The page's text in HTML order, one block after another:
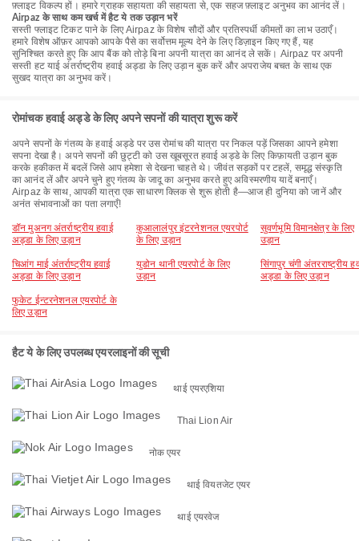
फ़्लाइट विकल्प हों। हमारे ग्राहक सहायता की सहायता से, एक सहज फ़्लाइट अनुभव का आनंद लें।
Airpaz के साथ कम खर्च में हैट ये तक उड़ान भरें
सस्ती फ्लाइट टिकट पाने के लिए Airpaz के विशेष सौदों और प्रतिस्पर्धी कीमतों का लाभ उठाएँ।
हमारे विशेष ऑफ़र आपको आपके पैसे का सर्वोत्तम मूल्य देने के लिए डिज़ाइन किए गए हैं, यह
सुनिश्चित करते हुए कि आप बैंक को तोड़े बिना अपनी यात्रा का आनंद ले सकें। Airpaz पर अपनी
सस्ती हट याई अंतर्राष्ट्रीय हवाई अड्डा के लिए उड़ान बुक करें और अपराजेय बचत के साथ एक
सुखद यात्रा का अनुभव करें।
रोमांचक हवाई अड्डे के लिए अपने सपनों की यात्रा शुरू करें
अपने सपनों के गंतव्य के हवाई अड्डे पर उस रोमांच की यात्रा पर निकल पड़ें जिसका आपने हमेशा
सपना देखा है। अपने सपनों की छुट्टी को उस खूबसूरत हवाई अड्डे के लिए किफ़ायती उड़ान बुक
करके हकीकत में बदलें जिसे आप हमेशा से देखना चाहते थे। जीवंत सड़कों पर टहलें, समृद्ध संस्कृति
का आनंद लें और अपने चुने हुए गंतव्य के जादू का अनुभव करते हुए अविस्मरणीय यादें बनाएँ।
Airpaz के साथ, आपकी यात्रा एक साधारण क्लिक से शुरू होती है—आज ही दुनिया को जानें और
अनंत संभावनाओं का पता लगाएँ!
डॉन मुअनग अंतर्राष्ट्रीय हवाई
अड्डा के लिए उड़ान
कुआलालंपुर इंटरनेशनल एयरपोर्ट
के लिए उड़ान
सुवर्णभूमि विमानक्षेत्र के लिए
उड़ान
चिआंग माई अंतर्राष्ट्रीय हवाई
अड्डा के लिए उड़ान
युडोन थानी एयरपोर्ट के लिए
उड़ान
सिंगापुर चंगी अंतरराष्ट्रीय
अड्डा के लिए उड़ान
फुकेट ईन्टरनेशनल एयरपोर्ट के
लिए उड़ान
हैट ये के लिए उपलब्ध एयरलाइनों की सूची
थाई एयरएशिया
Thai Lion Air
नोक एयर
थाई वियतजेट एयर
थाई एयरवेज